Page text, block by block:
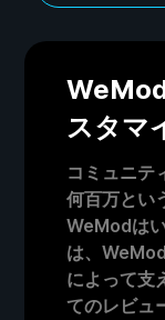
スタマ
コミュニテ
何百万とい
WeModは
は、
によって支
てのレビュ